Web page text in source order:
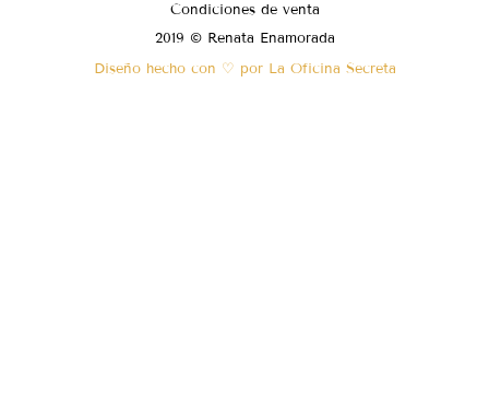
Condiciones de venta
2019 © Renata Enamorada
Diseño hecho con ♡ por La Oficina Secreta